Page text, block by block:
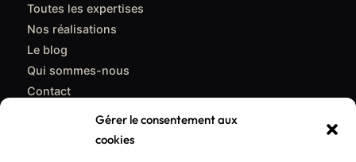
Gérer le consentement aux
cookies
Toutes les expertises
Nos réalisations
Le blog
Qui sommes-nous
Contact